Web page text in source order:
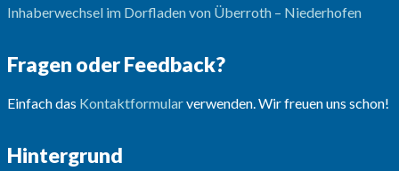
Inhaberwechsel im Dorfladen von Überroth – Niederhofen
Fragen oder Feedback?
Einfach das Kontaktformularverwenden. Wir freuen uns schon!
Hintergrund